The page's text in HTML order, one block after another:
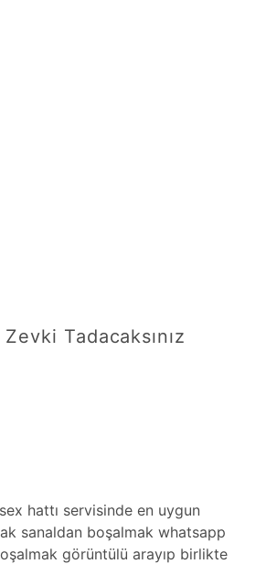
Tadacaksınız
hattı servisinde en uygun
sanaldan boşalmak whatsapp
görüntülü arayıp birlikte